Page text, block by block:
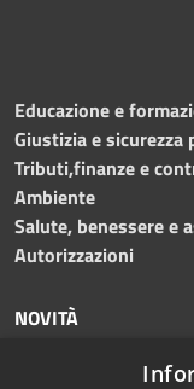
Educazione e
Giustizia e sicurezza
Tributi,finanze e
Ambiente
Salute, benessere e
Autorizzazioni
NOVITÀ